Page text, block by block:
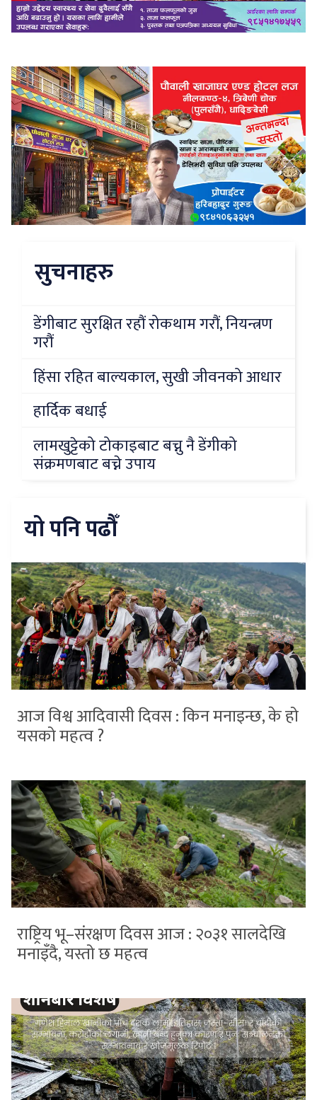
सुचनाहरु
डेंगीबाट सुरक्षित रहौं रोकथाम गरौं, नियन्त्रण
गरौं
हिंसा रहित बाल्यकाल, सुखी जीवनको आधार
हार्दिक बधाई
लामखुट्टेको टोकाइबाट बच्नु नै डेंगीको
संक्रमणबाट बच्ने उपाय
यो पनि पढौँ
आज विश्व आदिवासी दिवस : किन मनाइन्छ, के हो
यसको महत्व ?
राष्ट्रिय भू–संरक्षण दिवस आज : २०३१ सालदेखि
मनाइँदै, यस्तो छ महत्व